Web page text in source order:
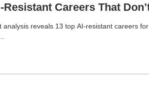
Resistant Careers That
analysis reveals 13 top AI-resistant careers